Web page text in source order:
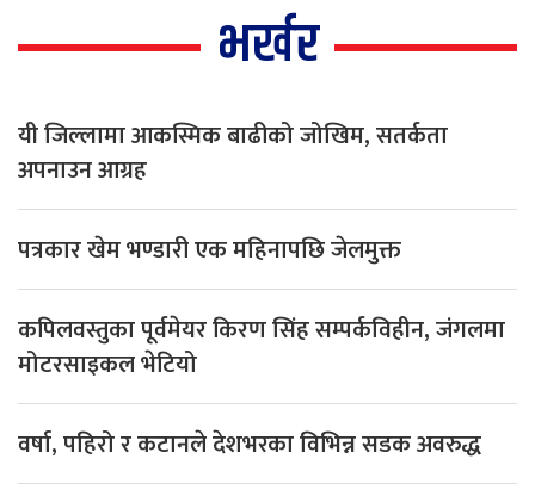
भर्खर
यी जिल्लामा आकस्मिक बाढीको जोखिम, सतर्कता
अपनाउन आग्रह
पत्रकार खेम भण्डारी एक महिनापछि जेलमुक्त
कपिलवस्तुका पूर्वमेयर किरण सिंह सम्पर्कविहीन, जंगलमा
मोटरसाइकल भेटियो
वर्षा, पहिरो र कटानले देशभरका विभिन्न सडक अवरुद्ध